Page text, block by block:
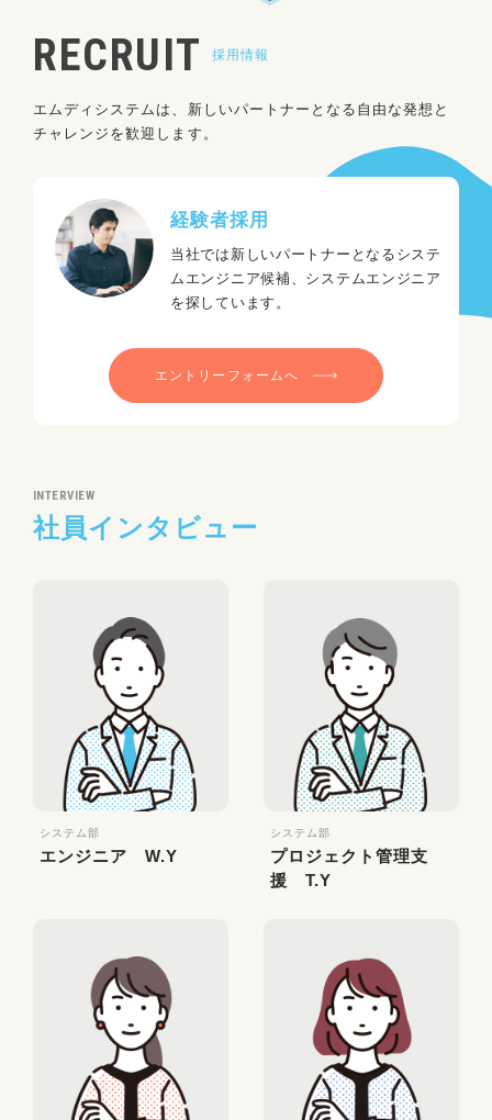
RECRUIT 採用情報
エムディシステムは、新しいパートナーとなる自由な発想と
チャレンジを歓迎します。
経験者採用
当社では新しいパートナーとなるシステ
ムエンジニア候補、システムエンジニア
を探しています。
エントリーフォームへ
INTERVIEW
社員インタビュー
システム部
エンジニア W.Y
システム部
プロジェクト管理支
援 T.Y